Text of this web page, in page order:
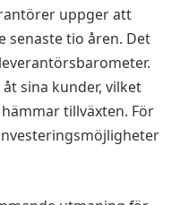
uppger att
senaste tio åren. Det
sina kunder, vilket
tillväxten. För